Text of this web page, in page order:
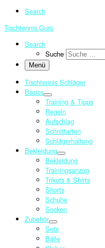
Search
Tischtennis Guru
Search
Suche
Menü
Tischtennis Schläger
Basics
Training & Tipps
Regeln
Aufschlag
Schnittarten
Schlägerhaltung
Bekleidung
Bekleidung
Trainingsanzug
Trikots & Shirts
Shorts
Schuhe
Socken
Zubehör
Sets
Bälle